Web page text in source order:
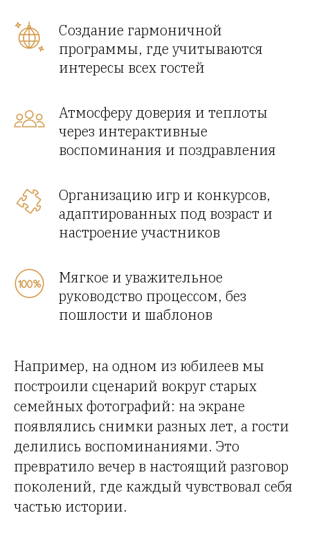
Создание гармоничной
программы, где учитываются
интересы всех гостей
Атмосферу доверия и теплоты
через интерактивные
воспоминания и поздравления
Организацию игр и конкурсов,
адаптированных под возраст и
настроение участников
Мягкое и уважительное
руководство процессом, без
пошлости и шаблонов
Например, на одном из юбилеев мы
построили сценарий вокруг старых
семейных фотографий: на экране
появлялись снимки разных лет, а гости
делились воспоминаниями. Это
превратило вечер в настоящий разговор
поколений, где каждый чувствовал себя
частью истории.